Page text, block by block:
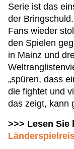
Serie ist das
der
Fans wieder
den Spielen
in Mainz und
„spüren, dass
die fightet und
das zeigt, kann
>>> Lesen Sie